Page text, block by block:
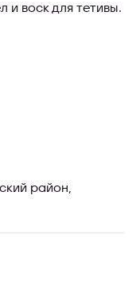
и воск для тетивы.
район,